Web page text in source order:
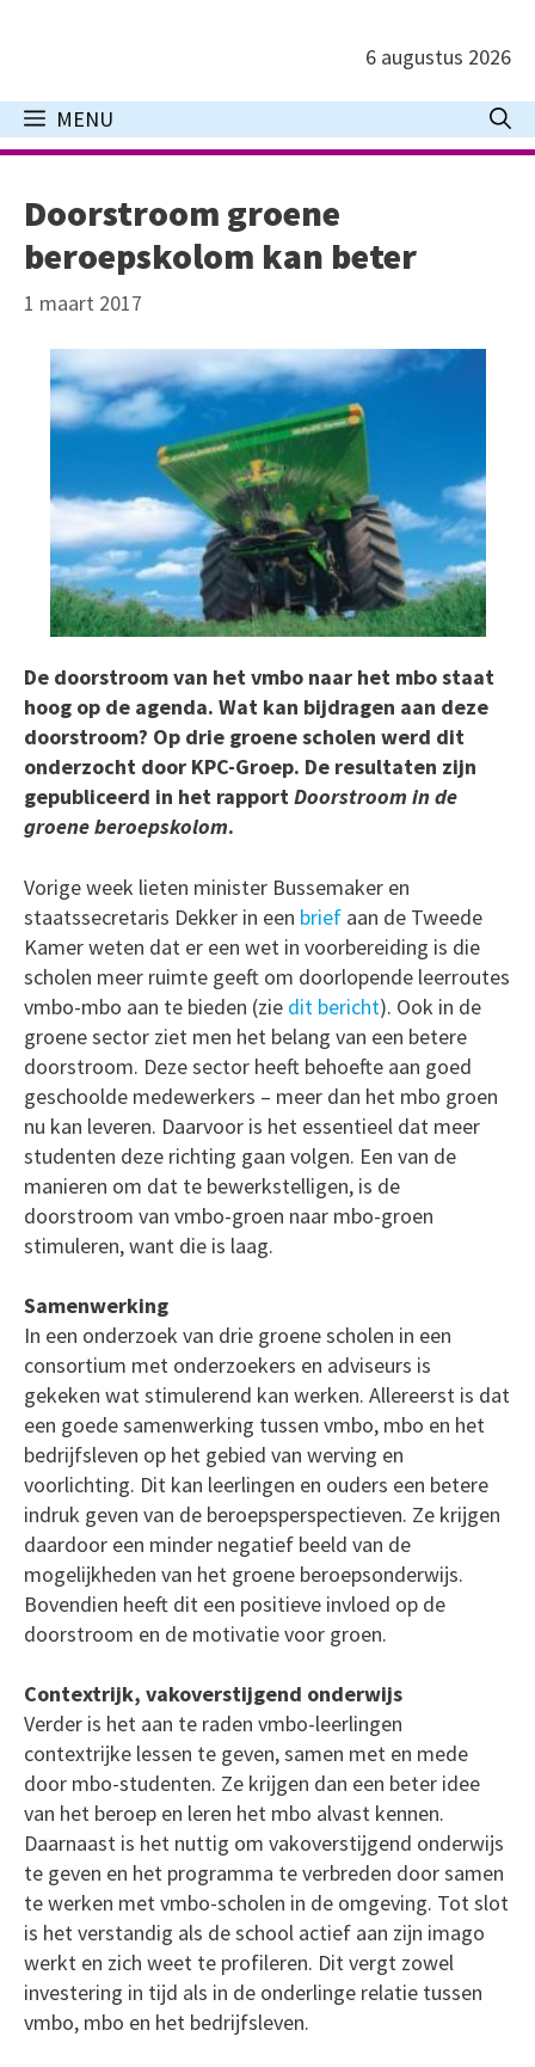
inhoud
6 augustus 2026
MENU
Doorstroom groene
beroepskolom kan beter
1 maart 2017
De doorstroom van het vmbo naar het mbo staat
hoog op de agenda. Wat kan bijdragen aan deze
doorstroom? Op drie groene scholen werd dit
onderzocht door KPC-Groep. De resultaten zijn
gepubliceerd in het rapportDoorstroom in de
groene beroepskolom.
Vorige week lieten minister Bussemaker en
staatssecretaris Dekker in een brief aan de Tweede
Kamer weten dat er een wet in voorbereiding is die
scholen meer ruimte geeft om doorlopende leerroutes
vmbo-mbo aan te bieden (zie dit bericht). Ook in de
groene sector ziet men het belang van een betere
doorstroom. Deze sector heeft behoefte aan goed
geschoolde medewerkers – meer dan het mbo groen
nu kan leveren. Daarvoor is het essentieel dat meer
studenten deze richting gaan volgen. Een van de
manieren om dat te bewerkstelligen, is de
doorstroom van vmbo-groen naar mbo-groen
stimuleren, want die is laag.
Samenwerking
In een onderzoek van drie groene scholen in een
consortium met onderzoekers en adviseurs is
gekeken wat stimulerend kan werken. Allereerst is dat
een goede samenwerking tussen vmbo, mbo en het
bedrijfsleven op het gebied van werving en
voorlichting. Dit kan leerlingen en ouders een betere
indruk geven van de beroepsperspectieven. Ze krijgen
daardoor een minder negatief beeld van de
mogelijkheden van het groene beroepsonderwijs.
Bovendien heeft dit een positieve invloed op de
doorstroom en de motivatie voor groen.
Contextrijk, vakoverstijgend onderwijs
Verder is het aan te raden vmbo-leerlingen
contextrijke lessen te geven, samen met en mede
door mbo-studenten. Ze krijgen dan een beter idee
van het beroep en leren het mbo alvast kennen.
Daarnaast is het nuttig om vakoverstijgend onderwijs
te geven en het programma te verbreden door samen
te werken met vmbo-scholen in de omgeving. Tot slot
is het verstandig als de school actief aan zijn imago
werkt en zich weet te profileren. Dit vergt zowel
investering in tijd als in de onderlinge relatie tussen
vmbo, mbo en het bedrijfsleven.